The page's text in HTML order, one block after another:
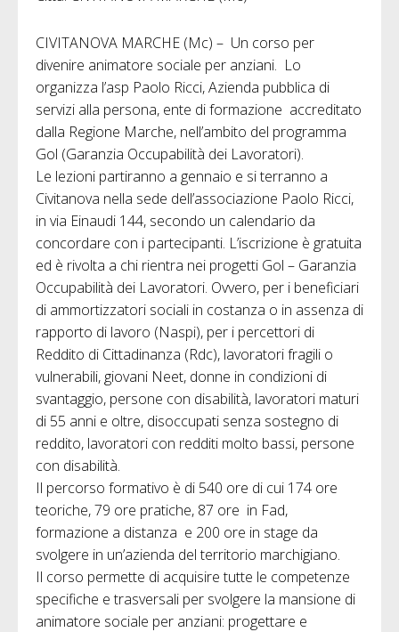
CIVITANOVA MARCHE (Mc) – Un corso per
divenire animatore sociale per anziani. Lo
organizza l’asp Paolo Ricci, Azienda pubblica di
servizi alla persona, ente di formazione accreditato
dalla Regione Marche, nell’ambito del programma
Gol (Garanzia Occupabilità dei Lavoratori).
Le lezioni partiranno a gennaio e si terranno a
Civitanova nella sede dell’associazione Paolo Ricci,
in via Einaudi 144, secondo un calendario da
concordare con i partecipanti. L’iscrizione è gratuita
ed è rivolta a chi rientra nei progetti Gol – Garanzia
Occupabilità dei Lavoratori. Ovvero, per i beneficiari
di ammortizzatori sociali in costanza o in assenza di
rapporto di lavoro (Naspi), per i percettori di
Reddito di Cittadinanza (Rdc), lavoratori fragili o
vulnerabili, giovani Neet, donne in condizioni di
svantaggio, persone con disabilità, lavoratori maturi
di 55 anni e oltre, disoccupati senza sostegno di
reddito, lavoratori con redditi molto bassi, persone
con disabilità.
Il percorso formativo è di 540 ore di cui 174 ore
teoriche, 79 ore pratiche, 87 ore in Fad,
formazione a distanza e 200 ore in stage da
svolgere in un’azienda del territorio marchigiano.
Il corso permette di acquisire tutte le competenze
specifiche e trasversali per svolgere la mansione di
animatore sociale per anziani: progettare e